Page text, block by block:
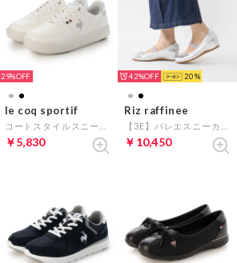
29%
le coq sportif
￥5,830
42% 20
Riz raffinee
￥10,450